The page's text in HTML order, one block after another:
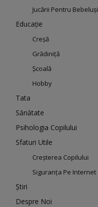
Jucării Pentru Bebeluși
Educație
Creșă
Grădiniță
Școală
Hobby
Tata
Sănătate
Psihologia Copilului
Sfaturi Utile
Creșterea Copilului
Siguranța Pe Internet
Știri
Despre Noi